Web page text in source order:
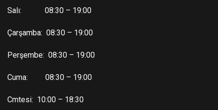
Salı: 08:30 – 19:00
Çarşamba: 08:30 – 19:00
Perşembe: 08:30 – 19:00
Cuma: 08:30 – 19:00
Cmtesi: 10:00 – 18:30